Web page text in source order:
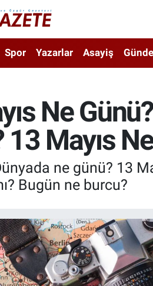
Spor Yazarlar Asayiş
Ne
13 Mayıs
ne günü? 13
Bugün ne burcu?
Fikstür